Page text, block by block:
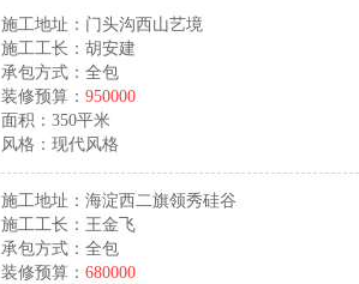
施工地址：门头沟西山艺境
施工工长：胡安建
承包方式：全包
装修预算：950000
面积：350平米
风格：现代风格
施工地址：海淀西二旗领秀硅谷
施工工长：王金飞
承包方式：全包
装修预算：680000